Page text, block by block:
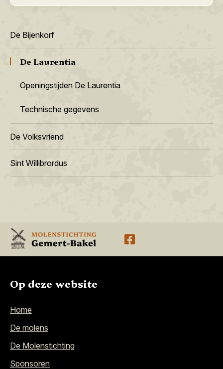
De Bijenkorf
De Laurentia
Openingstijden De Laurentia
Technische gegevens
De Volksvriend
Sint Willibrordus
Op deze website
Home
De molens
De Molenstichting
Sponsoren